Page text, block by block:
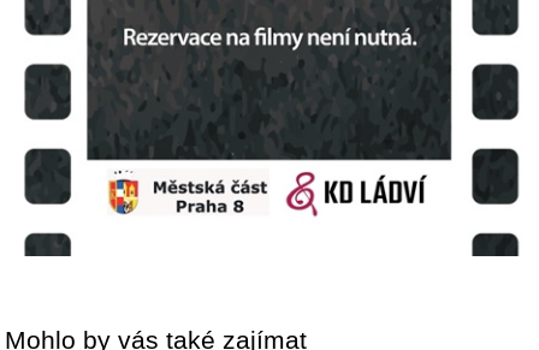
Mohlo by vás také zajímat